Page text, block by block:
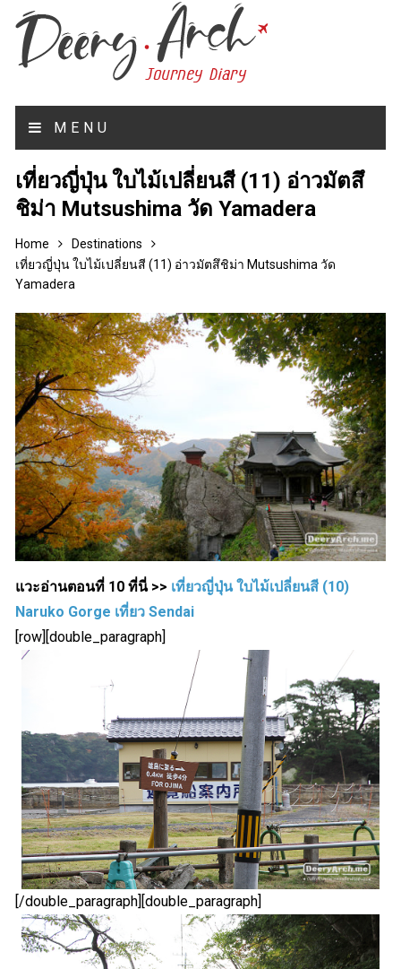
MENU
เที่ยวญี่ปุ่น ใบไม้เปลี่ยนสี (11) อ่าวมัตสึ
ชิม่า Mutsushima วัด Yamadera
Home
Destinations
เที่ยวญี่ปุ่น ใบไม้เปลี่ยนสี (11) อ่าวมัตสึชิม่า Mutsushima วัด
Yamadera
แวะอ่านตอนที่ 10 ที่นี่ >> เที่ยวญี่ปุ่น ใบไม้เปลี่ยนสี (10)
Naruko Gorge เที่ยว Sendai
[row][double_paragraph]
[/double_paragraph][double_paragraph]